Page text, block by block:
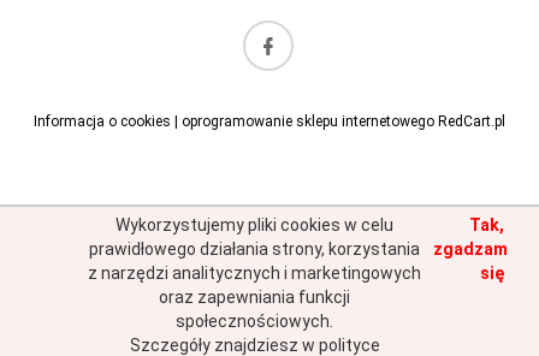
Informacja o cookies | oprogramowanie sklepu internetowego RedCart.pl
Wykorzystujemy pliki cookies w celu
prawidłowego działania strony, korzystania
z narzędzi analitycznych i marketingowych
oraz zapewniania funkcji
społecznościowych.
Szczegóły znajdziesz w polityce
Tak,
zgadzam
się